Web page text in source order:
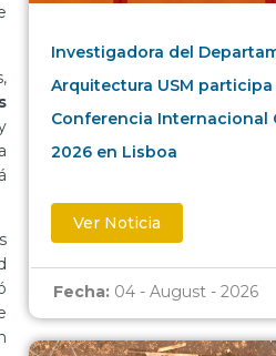
Investigadora del
Arquitectura USM participa
Conferencia Internacional
2026 en Lisboa
Ver Noticia
Fecha: 04 - August - 2026